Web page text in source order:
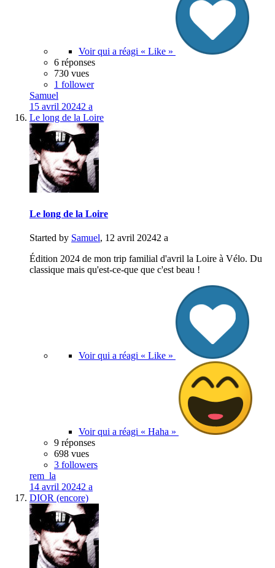
Voir qui a réagi « Like »
6 réponses
730 vues
1 follower
Samuel
15 avril 20242 a
Le long de la Loire
Le long de la Loire
Started by Samuel, 12 avril 20242 a
Édition 2024 de mon trip familial d'avril la Loire à Vélo. Du
classique mais qu'est-ce-que que c'est beau !
Voir qui a réagi « Like »
Voir qui a réagi « Haha »
9 réponses
698 vues
3 followers
rem_la
14 avril 20242 a
DIOR (encore)